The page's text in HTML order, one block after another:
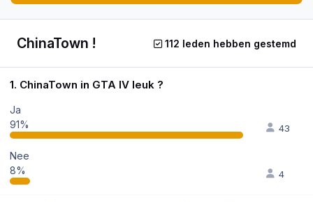
ChinaTown ! 112 leden hebben gestemd
1. ChinaTown in GTA IV leuk ?
Ja
91%
43
Nee
8%
4